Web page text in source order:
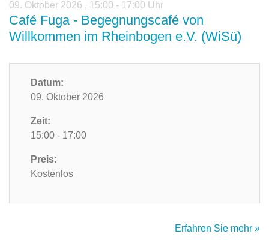
09. Oktober 2026 , 15:00 - 17:00 Uhr
Café Fuga - Begegnungscafé von
Willkommen im Rheinbogen e.V. (WiSü)
Datum:
09. Oktober 2026
Zeit:
15:00 - 17:00
Preis:
Kostenlos
Erfahren Sie mehr »